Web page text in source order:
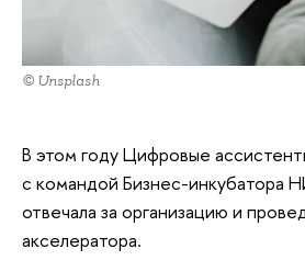
© Unsplash
В этом году Цифровые
с командой Бизнес-инкубатора
отвечала за организацию и
акселератора.